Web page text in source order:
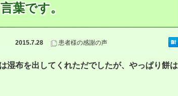
葉です。
2015.7.28 患者様の感謝の声
湿布を出してくれただでしたが、やっぱり餅は